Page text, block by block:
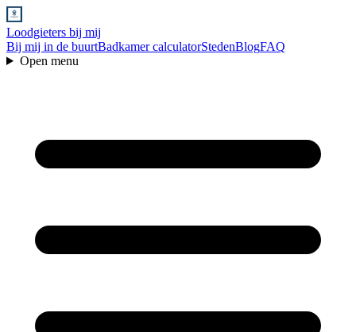
Loodgieters bij mij
Bij mij in de buurtBadkamer calculatorStedenBlogFAQ
Open menu